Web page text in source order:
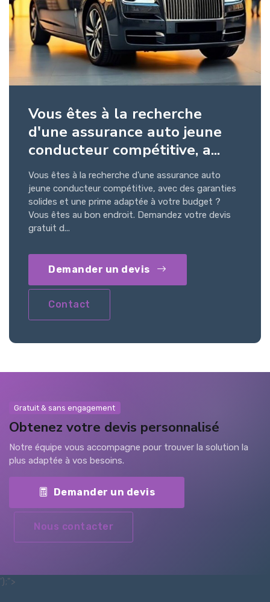
Vous êtes à la recherche
d'une assurance auto jeune
conducteur compétitive, a...
Vous êtes à la recherche d'une assurance auto
jeune conducteur compétitive, avec des garanties
solides et une prime adaptée à votre budget ?
Vous êtes au bon endroit. Demandez votre devis
gratuit d...
Demander un devis
Contact
Gratuit & sans engagement
Obtenez votre devis personnalisé
Notre équipe vous accompagne pour trouver la solution la
plus adaptée à vos besoins.
Demander un devis
Nous contacter
');">